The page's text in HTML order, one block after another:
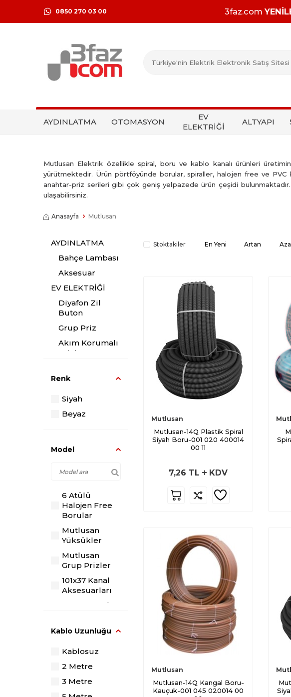
0850 270 03 00 3faz.com
AYDINLATMA OTOMASYON
EV
ELEKTRİĞİ
ALTYAPI
Mutlusan Elektrik özellikle spiral, boru ve kablo kanalı ürünleri
yürütmektedir. Ürün pörtföyünde borular, spiraller, halojen free ve PVC
anahtar-priz serileri gibi çok geniş yelpazede ürün çeşidi
ulaşabilirsiniz.
Anasayfa Mutlusan
AYDINLATMA
Bahçe Lambası
Aksesuar
EV ELEKTRİĞİ
Diyafon Zil
Buton
Grup Priz
Akım Korumalı
Prizler
Aksesuar
Ekipmanları
Fiş / Priz
Sigorta Kutusu
Sinyal/Buton
Havalandırma
PANO
Buat
Vida/Dübel/Kroşe
Renk
Siyah
Beyaz
Model
6 Atülü
Halojen Free
Borular
Mutlusan
Yüksükler
Mutlusan
Grup Prizler
101x37 Kanal
Aksesuarları
40x25 Kanal
W otomat
Baralar
Kangal
Kablo Uzunluğu
Kablosuz
2 Metre
3 Metre
Stoktakiler En Yeni Artan
Mutlusan
Mutlusan-14Q Plastik Spiral
Siyah Boru-001 020 400014
00 11
7,26 TL KDV
Mutlusan
Mutlusan-14Q Kangal Boru-
Kauçuk-001 045 020014 00